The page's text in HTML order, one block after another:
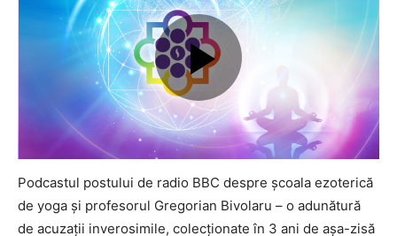
Podcastul postului de radio BBC despre școala ezoterică
de yoga și profesorul Gregorian Bivolaru – o adunătură
de acuzații inverosimile, colecționate în 3 ani de așa-zisă